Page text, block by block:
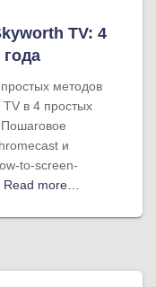
TV: 4
методов
в 4 простых
и
to-screen-
Read more…